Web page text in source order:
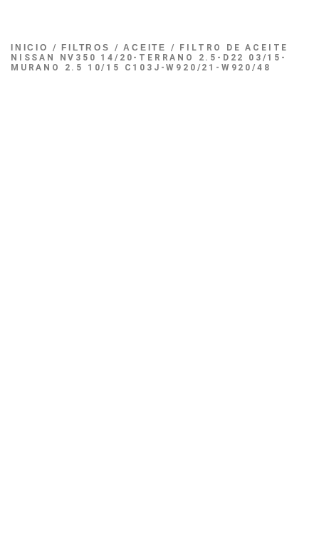
INICIO / FILTROS /ACEITE
/ FILTRO DE ACEITE
NISSAN NV350 14/20-TERRANO 2.5-D22 03/15-
MURANO 2.5 10/15 C103J-W920/21-W920/48